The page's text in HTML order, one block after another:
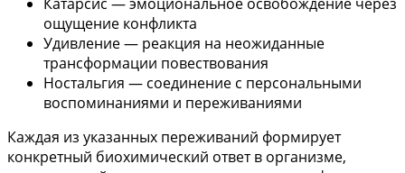
ощущение конфликта
Удивление — реакция на неожиданные
трансформации повествования
Ностальгия — соединение с персональными
воспоминаниями и переживаниями
Каждая из указанных переживаний формирует
конкретный биохимический ответ в организме,